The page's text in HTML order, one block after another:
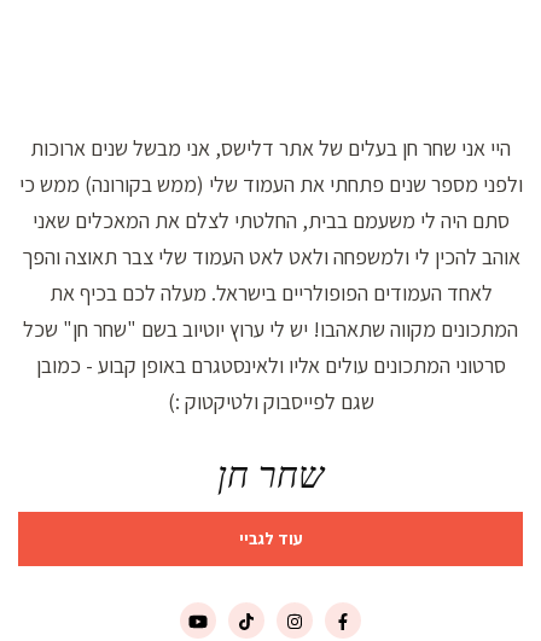
היי אני שחר חן בעלים של אתר דלישס, אני מבשל שנים ארוכות
ולפני מספר שנים פתחתי את העמוד שלי (ממש בקורונה) ממש כי
סתם היה לי משעמם בבית, החלטתי לצלם את המאכלים שאני
אוהב להכין לי ולמשפחה ולאט לאט העמוד שלי צבר תאוצה והפך
לאחד העמודים הפופולריים בישראל. מעלה לכם בכיף את
המתכונים מקווה שתאהבו! יש לי ערוץ יוטיוב בשם "שחר חן" שכל
סרטוני המתכונים עולים אליו ולאינסטגרם באופן קבוע - כמובן
שגם לפייסבוק ולטיקטוק :)
שחר חן
עוד לגביי